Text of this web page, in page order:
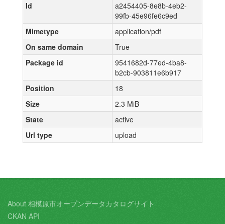
Id
a2454405-8e8b-4eb2-
99fb-45e96fe6c9ed
Mimetype
application/pdf
On same domain
True
Package id
9541682d-77ed-4ba8-
b2cb-903811e6b917
Position
18
Size
2.3 MiB
State
active
Url type
upload
About 相模原市オープンデータカタログサイト
CKAN API